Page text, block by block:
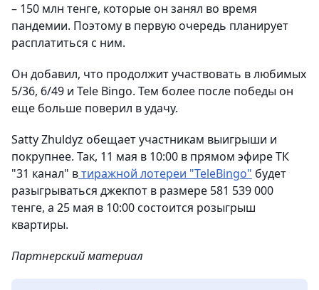
– 150 млн тенге, которые он занял во время
пандемии. Поэтому в первую очередь планирует
расплатиться с ним.
Он добавил, что продолжит участвовать в любимых
5/36, 6/49 и Tele Bingo. Тем более после победы он
еще больше поверил в удачу.
Satty Zhuldyz обещает участникам выигрыши и
покрупнее. Так, 11 мая в 10:00 в прямом эфире ТК
"31 канал" втиражной лотереи "TeleBingo" будет
разыгрываться джекпот в размере 581 539 000
тенге, а 25 мая в 10:00 состоится розыгрыш
квартиры.
Партнерский материал